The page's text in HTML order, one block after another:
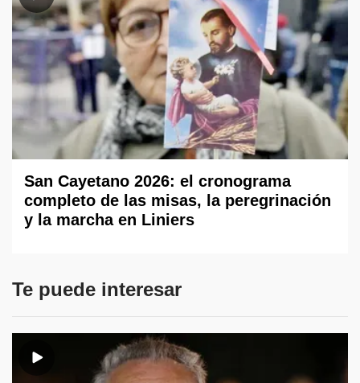
San Cayetano 2026: el cronograma
completo de las misas, la peregrinación
y la marcha en Liniers
Te puede interesar